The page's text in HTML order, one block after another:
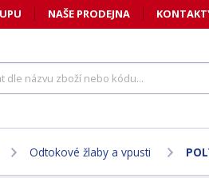
NAŠE PRODEJNA
Odtokové žlaby a vpusti